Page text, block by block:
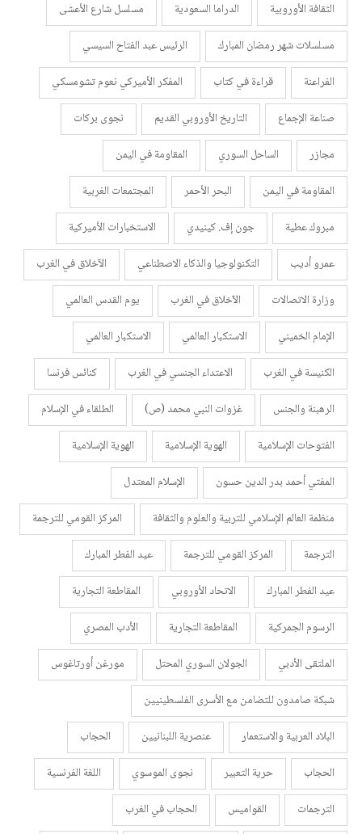
الثقافة الأوروبية
الدراما السعودية
مسلسل شارع الأعشى
مسلسلات شهر رمضان المبارك
الرئيس عبد الفتاح السيسي
الفراعنة
قراءة في كتاب
المفكر الأميركي نعوم تشومسكي
صناعة الإجماع
التاريخ الأوروبي القديم
نجوى بركات
مجازر
الساحل السوري
المقاومة في اليمن
المقاومة في اليمن
البحر الأحمر
المجتمعات الغربية
مبروك عطية
جون إف. كينيدي
الاستخبارات الأميركية
عمرو أديب
التكنولوجيا والذكاء الاصطناعي
الآخلاق في الغرب
وزارة الاتصالات
الآخلاق في الغرب
يوم القدس العالمي
الإمام الخميني
الاستكبار العالمي
الاستكبار العالمي
الكنيسة في الغرب
الاعتداء الجنسي في الغرب
كنائس فرنسا
الرهبنة والجنس
غزوات النبي محمد (ص)
الطلقاء في الإسلام
الفتوحات الإسلامية
الهوية الإسلامية
الهوية الإسلامية
المفتي أحمد بدر الدين حسون
الإسلام المعتدل
منظمة العالم الإسلامي للتربية والعلوم والثقافة
المركز القومي للترجمة
الترجمة
المركز القومي للترجمة
عيد الفطر المبارك
عيد الفطر المبارك
الاتحاد الأوروبي
المقاطعة التجارية
الرسوم الجمركية
المقاطعة التجارية
الأدب المصري
الملتقى الأدبي
الجولان السوري المحتل
مورغن أورتاغوس
شبكة صامدون للتضامن مع الأسرى الفلسطينيين
البلاد العربية والاستعمار
عنصرية اللبنانيين
الحجاب
الحجاب
حرية التعبير نجوى الموسوي
اللغة الفرنسية
الترجمات
القواميس
الحجاب في الغرب